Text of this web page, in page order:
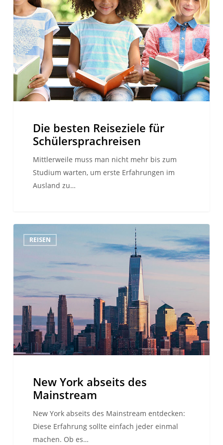
Reiseziele
für
Schülersprachreisen
Die besten Reiseziele für
Schülersprachreisen
Mittlerweile muss man nicht mehr bis zum
Studium warten, um erste Erfahrungen im
Ausland zu…
York
Mainstream
REISEN
New York abseits des
Mainstream
New York abseits des Mainstream entdecken:
Diese Erfahrung sollte einfach jeder einmal
machen. Ob es…